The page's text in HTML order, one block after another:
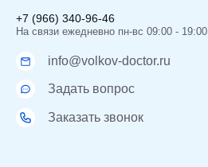
+7 (966) 340-96-46
На связи ежедневно пн-вс 09:00 - 19:00
info@volkov-doctor.ru
Задать вопрос
Заказать звонок